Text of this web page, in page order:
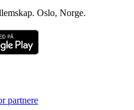
Oslo, Norge.
partnere